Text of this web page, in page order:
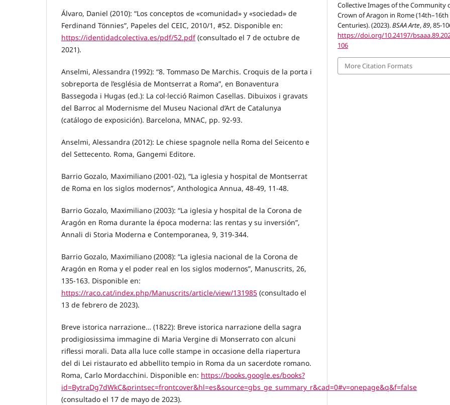
Álvaro, Daniel (2010): “Los conceptos de «comunidad» y «sociedad» de
Ferdinand Tönnies”, Papeles del CEIC, 2010/1, #52. Disponible en:
https://identidadcolectiva.es/pdf/52.pdf(consultado el 7 de octubre de
2021).
Anselmi, Alessandra (1992): “8. Tommaso De Marchis. Croquis de la porta i
sobreporta de l’església de Montserrat a Roma”, en Bonaventura
Bassegoda i Hugas (ed.): La col·lecció Raimon Casellas. Dibuixos i gravats
del Barroc al Modernisme del Museu Nacional d’Art de Catalunya
(catálogo de exposición). Barcelona, MNAC, pp. 92-93.
Anselmi, Alessandra (2012): Le chiese spagnole nella Roma del Seicento e
del Settecento. Roma, Gangemi Editore.
Barrio Gozalo, Maximiliano (2001-02), “La iglesia y hospital de Montserrat
de Roma en los siglos modernos”, Anthologica Annua, 48-49, 11-48.
Barrio Gozalo, Maximiliano (2003): “La iglesia y hospital de la Corona de
Aragón en Roma durante la época moderna: las rentas y su inversión”,
Annali di Storia Moderna e Contemporanea, 9, 319-344.
Barrio Gozalo, Maximiliano (2008): “La iglesia nacional de la Corona de
Aragón en Roma y el poder real en los siglos modernos”, Manuscrits, 26,
135-163. Disponible en:
https://raco.cat/index.php/Manuscrits/article/view/131985 (consultado el
13 de febrero de 2023).
Breve istorica narrazione… (1822): Breve istorica narrazione della sagra
prodigiosissima immagine di Maria Vergine di Monserrato con alcuni
riflessi morali. Data alla luce colle stampe in occasione della riapertura
del di Lei ristaurato ed abbellito tempio in Roma da un sacerdote romano.
Roma, Carlo Mordacchini. Disponible en: https://books.google.es/books?
id=BytraDg7dWkC&printsec=frontcover&hl=es&source=gbs_ge_summary_r&cad=0#v=onepage&q&f=false
(consultado el 17 de mayo de 2023).
Collective Images of the Community
Crown of Aragon in Rome (14th–16th
Centuries). (2023).BSAA Arte,89, 85-
https://doi.org/10.24197/
106
More Citation Formats